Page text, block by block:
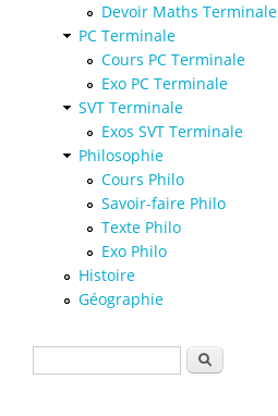
Devoir Maths Terminale
PC Terminale
Cours PC Terminale
Exo PC Terminale
SVT Terminale
Exos SVT Terminale
Philosophie
Cours Philo
Savoir-faire Philo
Texte Philo
Exo Philo
Histoire
Géographie
Formulaire de recherche
Rechercher